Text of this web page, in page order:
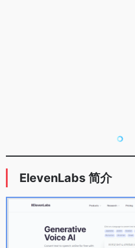
ElevenLabs 简介